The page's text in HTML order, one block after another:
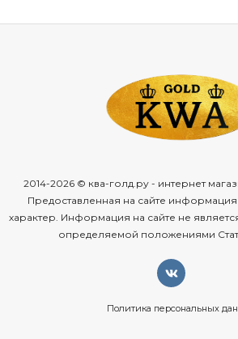
2014-2026 © ква-голд.ру - интернет
Предоставленная на сайте
характер. Информация на сайте не
определяемой положениями
Политика персональных